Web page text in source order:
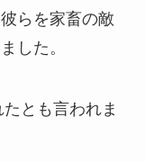
らを家畜の敵
した。
とも言われま